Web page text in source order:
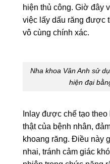
hiện thủ công. Giờ đây
việc lấy dấu răng được
vô cùng chính xác.
Nha khoa Vân Anh sử
hiện đại
Inlay được chế tạo
thật của bệnh nhân,
khoang răng. Điều này
nhai, tránh cảm giác